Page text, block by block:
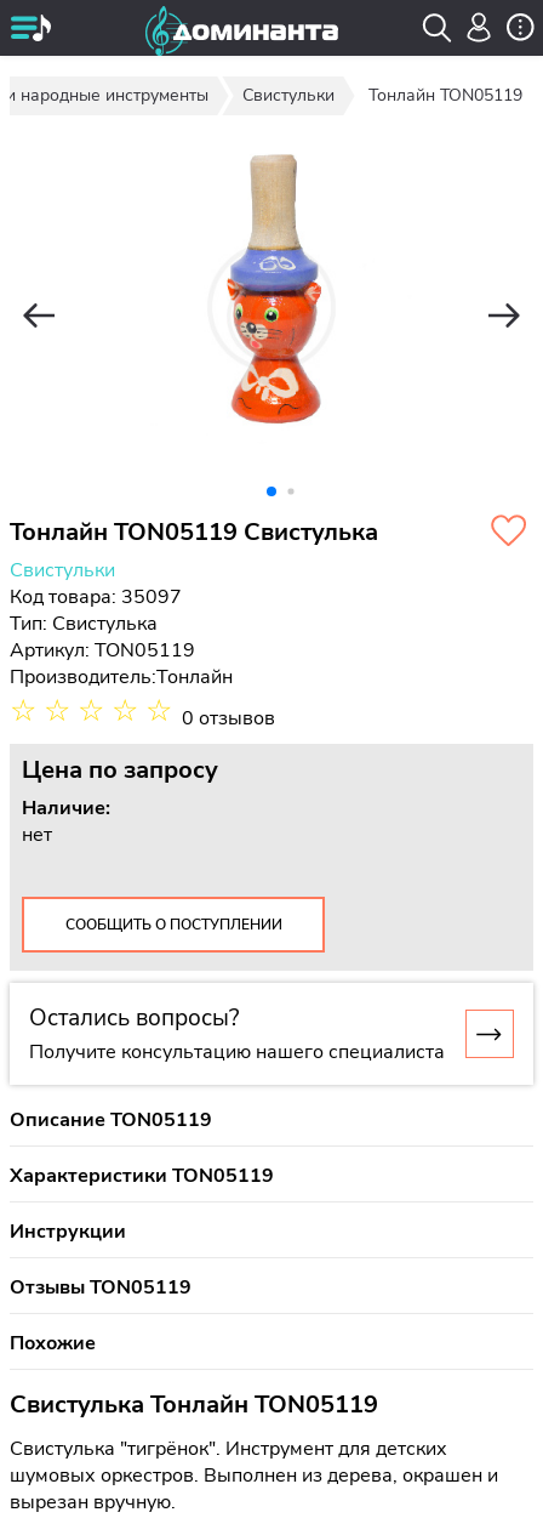
и народные инструменты Свистульки Тонлайн TON05119
Тонлайн TON05119 Свистулька
Свистульки
Код товара: 35097
Тип: Свистулька
Артикул: TON05119
Производитель:Тонлайн
☆ ☆ ☆ ☆ ☆ 0 отзывов
Цена по запросу
Наличие:
нет
СООБЩИТЬ О ПОСТУПЛЕНИИ
Остались вопросы?
Получите консультацию нашего специалиста
Описание TON05119
Характеристики TON05119
Инструкции
Отзывы TON05119
Похожие
Свистулька Тонлайн TON05119
Свистулька "тигрёнок". Инструмент для детских
шумовых оркестров. Выполнен из дерева, окрашен и
вырезан вручную.